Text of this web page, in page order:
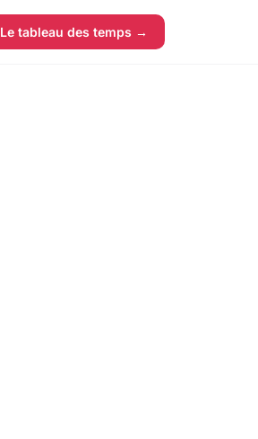
Le tableau des temps →